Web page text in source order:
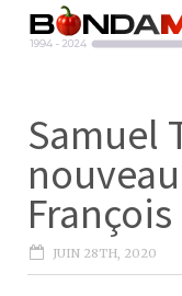
Samuel
JUIN 28TH, 2020